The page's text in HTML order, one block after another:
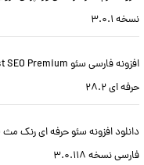
نسخه 3.0.1
حرفه ای 28.2
فارسی نسخه 3.0.118